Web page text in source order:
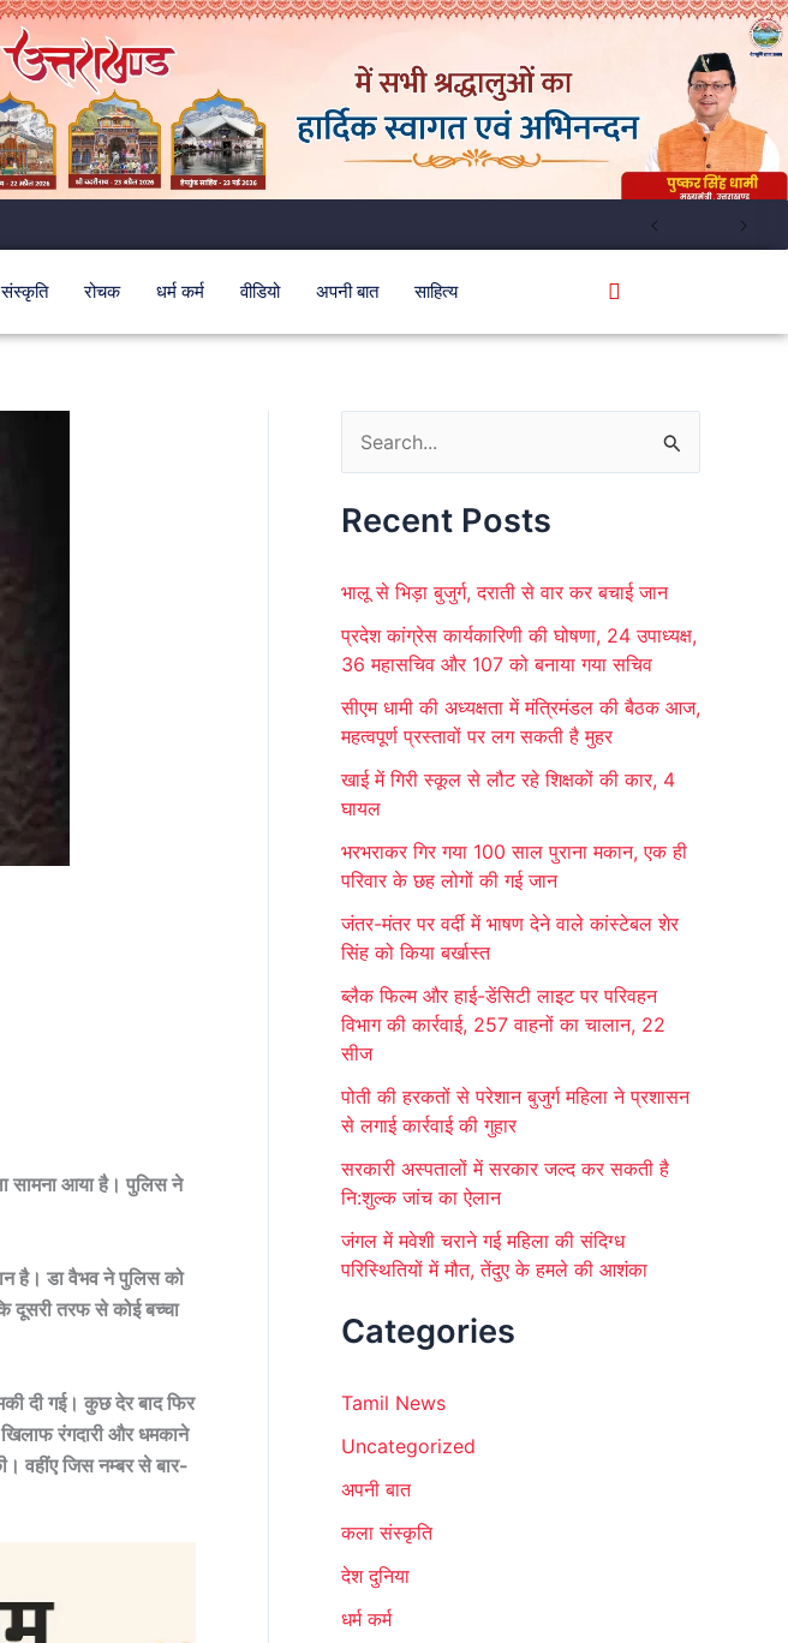
रोचक धर्म कर्म वीडियो अपनी बात साहित्य
सामना आया है। पुलिस ने
है। डा वैभव ने पुलिस को
दूसरी तरफ से कोई बच्चा
दी गई। कुछ देर बाद फिर
रंगदारी और धमकाने
वहींए जिस नम्बर से बार-
a
c
h
f
o
Recent Posts
भालू से भिड़ा बुजुर्ग, दराती से वार कर बचाई जान
प्रदेश कांग्रेस कार्यकारिणी की घोषणा, 24 उपाध्यक्ष,
36 महासचिव और 107 को बनाया गया सचिव
सीएम धामी की अध्यक्षता में मंत्रिमंडल की बैठक आज,
महत्वपूर्ण प्रस्तावों पर लग सकती है मुहर
खाई में गिरी स्कूल से लौट रहे शिक्षकों की कार, 4
घायल
भरभराकर गिर गया 100 साल पुराना मकान, एक ही
परिवार के छह लोगों की गई जान
जंतर-मंतर पर वर्दी में भाषण देने वाले कांस्टेबल शेर
सिंह को किया बर्खास्त
ब्लैक फिल्म और हाई-डेंसिटी लाइट पर परिवहन
विभाग की कार्रवाई, 257 वाहनों का चालान, 22
सीज
पोती की हरकतों से परेशान बुजुर्ग महिला ने प्रशासन
से लगाई कार्रवाई की गुहार
सरकारी अस्पतालों में सरकार जल्द कर सकती है
नि:शुल्क जांच का ऐलान
जंगल में मवेशी चराने गई महिला की संदिग्ध
परिस्थितियों में मौत, तेंदुए के हमले की आशंका
Categories
Tamil News
Uncategorized
अपनी बात
कला संस्कृति
देश दुनिया
धर्म कर्म